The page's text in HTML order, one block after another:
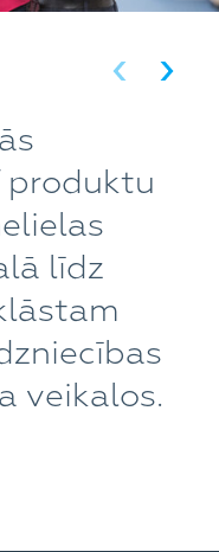
produktu
līdz
veikalos.